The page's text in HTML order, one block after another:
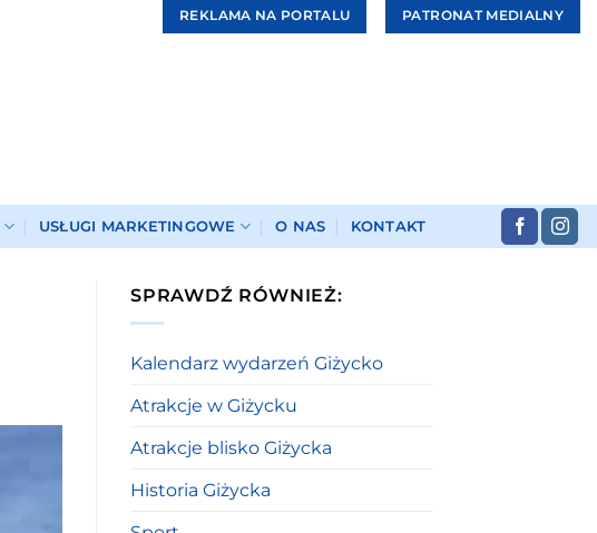
REKLAMA NA PORTALU PATRONAT MEDIALNY
USŁUGI MARKETINGOWE O NAS KONTAKT
SPRAWDŹ RÓWNIEŻ:
Kalendarz wydarzeń Giżycko
Atrakcje w Giżycku
Atrakcje blisko Giżycka
Historia Giżycka